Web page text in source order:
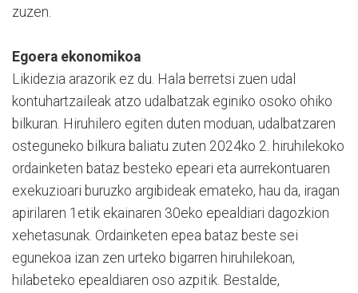
zuzen.
Egoera ekonomikoa
Likidezia arazorik ez du. Hala berretsi zuen udal
kontuhartzaileak atzo udalbatzak eginiko osoko ohiko
bilkuran. Hiruhilero egiten duten moduan, udalbatzaren
osteguneko bilkura baliatu zuten 2024ko 2. hiruhilekoko
ordainketen bataz besteko epeari eta aurrekontuaren
exekuzioari buruzko argibideak emateko, hau da, iragan
apirilaren 1etik ekainaren 30eko epealdiari dagozkion
xehetasunak. Ordainketen epea bataz beste sei
egunekoa izan zen urteko bigarren hiruhilekoan,
hilabeteko epealdiaren oso azpitik. Bestalde,